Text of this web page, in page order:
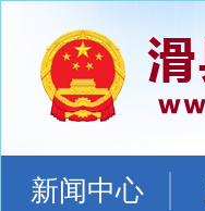
新闻中心